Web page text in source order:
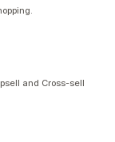
and Cross-sell